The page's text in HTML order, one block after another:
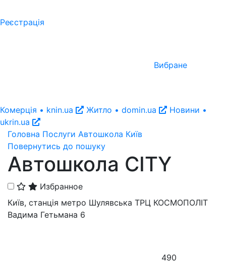
Реєстрація
Вибране
Комерція • knin.ua Житло • domin.ua
Новини •
ukrin.ua
Головна Послуги Автошкола Київ
Повернутись до пошуку
Автошкола CITY
Избранное
Київ, станція метро Шулявська ТРЦ КОСМОПОЛІТ
Вадима Гетьмана 6
490